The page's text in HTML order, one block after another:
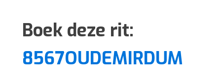
Boek deze rit:
8567OUDEMIRDUM